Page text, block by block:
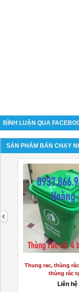
BÌNH LUẬN QUA
SẢN PHẨM BÁN CHẠY
Thung rac, thùng
thùng rác
Liên hệ